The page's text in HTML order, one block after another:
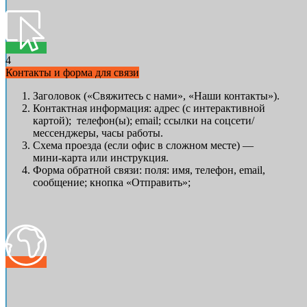
4
Контакты и форма для связи
Заголовок («Свяжитесь с нами», «Наши контакты»).
Контактная информация: адрес (с интерактивной
картой); телефон(ы); email; ссылки на соцсети/
мессенджеры, часы работы.
Схема проезда (если офис в сложном месте) —
мини‑карта или инструкция.
Форма обратной связи: поля: имя, телефон, email,
сообщение; кнопка «Отправить»;